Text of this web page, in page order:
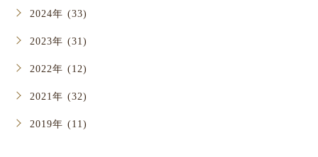
2024年 (33)
2023年 (31)
2022年 (12)
2021年 (32)
2019年 (11)